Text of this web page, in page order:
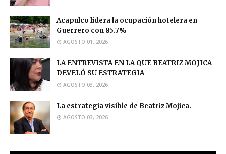
Acapulco lidera la ocupación hotelera en
Guerrero con 85.7%
AGOSTO 01, 2026
LA ENTREVISTA EN LA QUE BEATRIZ MOJICA
DEVELÓ SU ESTRATEGIA
AGOSTO 03, 2026
La estrategia visible de Beatriz Mojica.
AGOSTO 03, 2026